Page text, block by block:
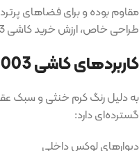
مقاوم بوده و برای فضاهای
طراحی خاص، ارزش خرید کاشی OX-003 را افزایش می‌دهد.
کاربردهای کاشی OX-003
گسترده‌ای دارد:
دیوارهای لوکس داخلی